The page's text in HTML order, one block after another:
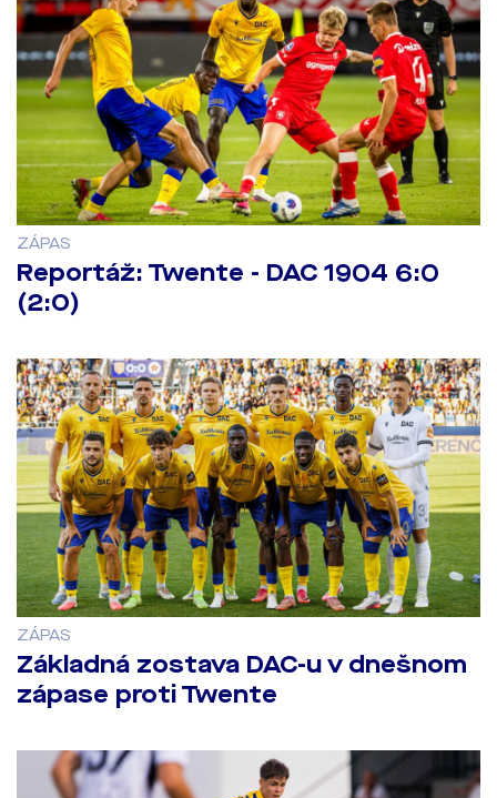
ZÁPAS
Reportáž: Twente - DAC 1904 6:0
(2:0)
ZÁPAS
Základná zostava DAC-u v dnešnom
zápase proti Twente